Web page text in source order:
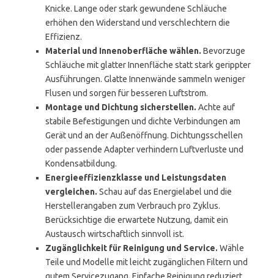
Knicke. Lange oder stark gewundene Schläuche
erhöhen den Widerstand und verschlechtern die
Effizienz.
Material und Innenoberfläche wählen. Bevorzuge
Schläuche mit glatter Innenfläche statt stark gerippter
Ausführungen. Glatte Innenwände sammeln weniger
Flusen und sorgen für besseren Luftstrom.
Montage und Dichtung sicherstellen. Achte auf
stabile Befestigungen und dichte Verbindungen am
Gerät und an der Außenöffnung. Dichtungsschellen
oder passende Adapter verhindern Luftverluste und
Kondensatbildung.
Energieeffizienzklasse und Leistungsdaten
vergleichen. Schau auf das Energielabel und die
Herstellerangaben zum Verbrauch pro Zyklus.
Berücksichtige die erwartete Nutzung, damit ein
Austausch wirtschaftlich sinnvoll ist.
Zugänglichkeit für Reinigung und Service. Wähle
Teile und Modelle mit leicht zugänglichen Filtern und